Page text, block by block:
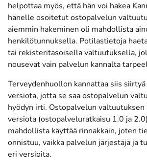
helpottaa myös, että hän voi hakea
hänelle osoitetut ostopalvelun
aiemmin hakeminen oli mahdollista
henkilötunnuksella. Potilastietoja
tai rekisteritasoisella valtuutuksella,
nousevat vain palvelun kannalta
Terveydenhuollon kannattaa siis
versiota, jotta se saa ostopalvelun
hyödyn irti. Ostopalvelun valtuutuksen
versiota (ostopalveluratkaisu 1.0 ja
mahdollista käyttää rinnakkain, joten
onnistuu, vaikka palvelun järjestäjä ja
eri versioita.